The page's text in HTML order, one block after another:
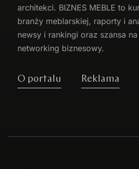
architekci. BIZNES MEBLE to
branży meblarskiej, raporty i
newsy i rankingi oraz szansa
networking biznesowy.
O portalu Reklama